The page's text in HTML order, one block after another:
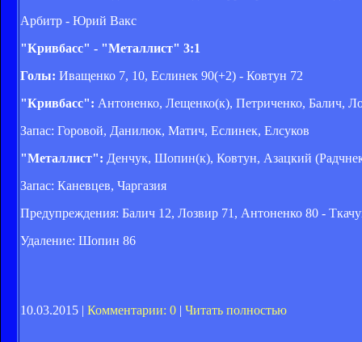
Арбитр - Юрий Вакс
"Кривбасс" - "Металлист" 3:1
Голы: Иващенко 7, 10, Еслинек 90(+2) - Ковтун 72
"Кривбасс": Антоненко, Лещенко(к), Петриченко, Балич,
Запас: Горовой, Данилюк, Матич, Еслинек, Елсуков
"Металлист": Денчук, Шопин(к), Ковтун, Азацкий
Запас: Каневцев, Чаргазия
Предупреждения: Балич 12, Лозвир 71, Антоненко 80 -
Удаление: Шопин 86
10.03.2015 | Комментарии: 0 | Читать полностью